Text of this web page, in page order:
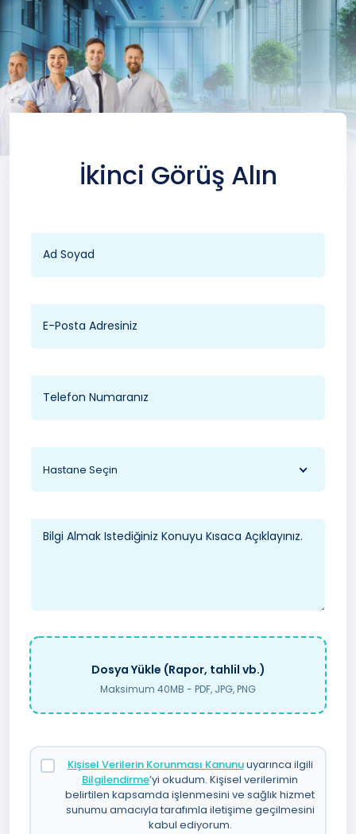
İkinci Görüş Alın
Hastane Seçin
Dosya Yükle (Rapor, tahlil vb.)
Maksimum 40MB - PDF, JPG, PNG
Kişisel Verilerin Korunması Kanunuuyarınca ilgili
Bilgilendirme’yi okudum. Kişisel verilerimin
belirtilen kapsamda işlenmesini ve sağlık hizmet
sunumu amacıyla tarafımla iletişime geçilmesini
kabul ediyorum.